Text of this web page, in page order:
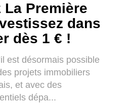
La Première
dans
dès 1 € !
est désormais possible
projets immobiliers
et avec des
dépa...